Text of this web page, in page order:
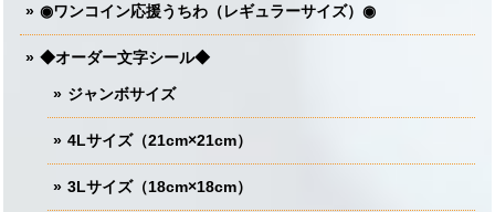
◉ワンコイン応援うちわ（レギュラーサイズ）◉
◆オーダー文字シール◆
ジャンボサイズ
4Lサイズ（21cm×21cm）
3Lサイズ（18cm×18cm）